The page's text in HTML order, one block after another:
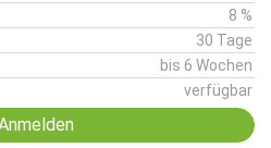
8 %
30 Tage
bis 6 Wochen
verfügbar